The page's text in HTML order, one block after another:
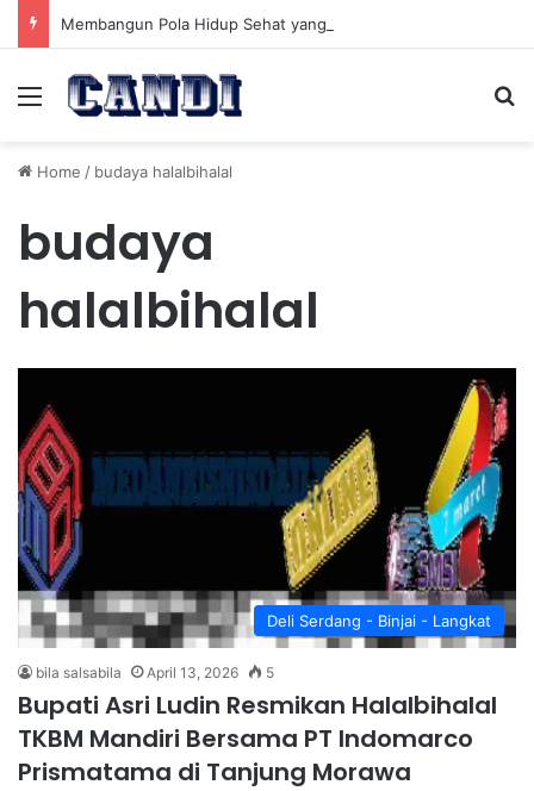
Menu
Home / budaya halalbihalal
budaya
halalbihalal
Deli Serdang - Binjai - Langkat
bila salsabila April 13, 2026 5
Bupati Asri Ludin Resmikan Halalbihalal
TKBM Mandiri Bersama PT Indomarco
Prismatama di Tanjung Morawa